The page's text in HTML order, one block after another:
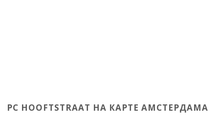
PC HOOFTSTRAAT НА КАРТЕ АМСТЕРДАМА